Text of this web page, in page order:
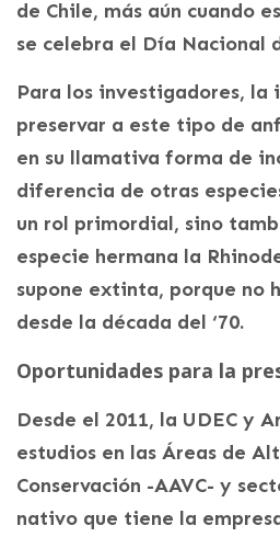
de Chile, más aún cuando
se celebra el Día Nacional
Para los investigadores, la
preservar a este tipo de
en su llamativa forma de
diferencia de otras
un rol primordial, sino
especie hermana la
supone extinta, porque no
desde la década del ‘70.
Oportunidades para la
Desde el 2011, la UDEC y
estudios en las Áreas de
Conservación -AAVC- y
nativo que tiene la